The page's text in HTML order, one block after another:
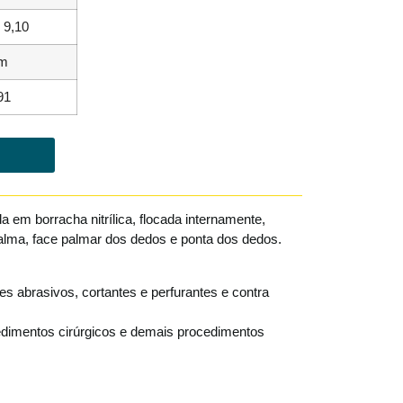
9,10
em borracha nitrílica, flocada internamente,
face palmar dos dedos e ponta dos dedos.
abrasivos, cortantes e perfurantes e contra
cirúrgicos e demais procedimentos